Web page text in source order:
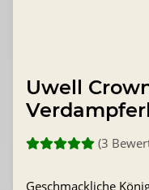
Uwell
(3
Geschmackliche